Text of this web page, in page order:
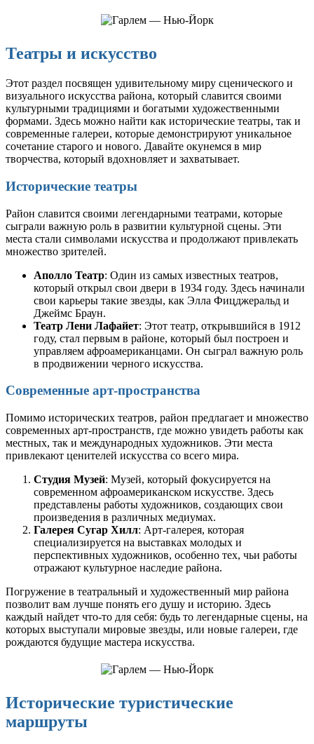
Театры и искусство
Этот раздел посвящен удивительному миру сценического и
визуального искусства района, который славится своими
культурными традициями и богатыми художественными
формами. Здесь можно найти как исторические театры, так и
современные галереи, которые демонстрируют уникальное
сочетание старого и нового. Давайте окунемся в мир
творчества, который вдохновляет и захватывает.
Исторические театры
Район славится своими легендарными театрами, которые
сыграли важную роль в развитии культурной сцены. Эти
места стали символами искусства и продолжают привлекать
множество зрителей.
Аполло Театр: Один из самых известных театров,
который открыл свои двери в 1934 году. Здесь начинали
свои карьеры такие звезды, как Элла Фицджеральд и
Джеймс Браун.
Театр Лени Лафайет: Этот театр, открывшийся в 1912
году, стал первым в районе, который был построен и
управляем афроамериканцами. Он сыграл важную роль
в продвижении черного искусства.
Современные арт-пространства
Помимо исторических театров, район предлагает и множество
современных арт-пространств, где можно увидеть работы как
местных, так и международных художников. Эти места
привлекают ценителей искусства со всего мира.
Студия Музей: Музей, который фокусируется на
современном афроамериканском искусстве. Здесь
представлены работы художников, создающих свои
произведения в различных медиумах.
Галерея Сугар Хилл: Арт-галерея, которая
специализируется на выставках молодых и
перспективных художников, особенно тех, чьи работы
отражают культурное наследие района.
Погружение в театральный и художественный мир района
позволит вам лучше понять его душу и историю. Здесь
каждый найдет что-то для себя: будь то легендарные сцены, на
которых выступали мировые звезды, или новые галереи, где
рождаются будущие мастера искусства.
Исторические туристические
маршруты